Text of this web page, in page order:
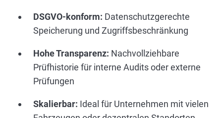
DSGVO-konform: Datenschutzgerechte
Speicherung und Zugriffsbeschränkung
Hohe Transparenz: Nachvollziehbare
Prüfhistorie für interne Audits oder externe
Prüfungen
Skalierbar: Ideal für Unternehmen mit vielen